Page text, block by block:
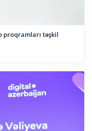
proqramları təşkil